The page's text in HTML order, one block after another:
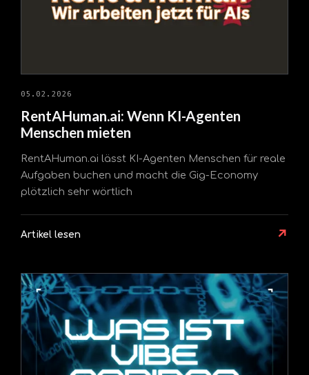
05.02.2026
RentAHuman.ai: Wenn KI-Agenten
Menschen mieten
RentAHuman.ai lässt KI-Agenten Menschen für reale
Aufgaben buchen und macht die Gig-Economy
plötzlich sehr wörtlich
Artikel lesen ↗